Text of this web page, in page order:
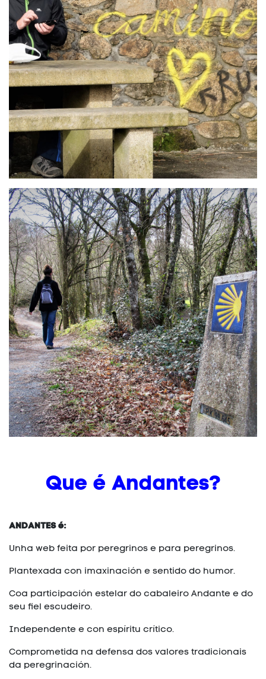
Que é Andantes?
ANDANTES é:
Unha web feita por peregrinos e para peregrinos.
Plantexada con imaxinación e sentido do humor.
Coa participación estelar do cabaleiro Andante e do
seu fiel escudeiro.
Independente e con espíritu crítico.
Comprometida na defensa dos valores tradicionais
da peregrinación.